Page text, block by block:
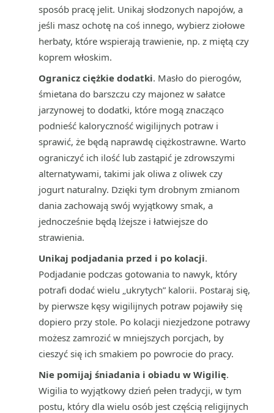
sposób pracę jelit. Unikaj słodzonych napojów, a
jeśli masz ochotę na coś innego, wybierz ziołowe
herbaty, które wspierają trawienie, np. z miętą czy
koprem włoskim.
Ogranicz ciężkie dodatki. Masło do pierogów,
śmietana do barszczu czy majonez w sałatce
jarzynowej to dodatki, które mogą znacząco
podnieść kaloryczność wigilijnych potraw i
sprawić, że będą naprawdę ciężkostrawne. Warto
ograniczyć ich ilość lub zastąpić je zdrowszymi
alternatywami, takimi jak oliwa z oliwek czy
jogurt naturalny. Dzięki tym drobnym zmianom
dania zachowają swój wyjątkowy smak, a
jednocześnie będą lżejsze i łatwiejsze do
strawienia.
Unikaj podjadania przed i po kolacji.
Podjadanie podczas gotowania to nawyk, który
potrafi dodać wielu „ukrytych” kalorii. Postaraj się,
by pierwsze kęsy wigilijnych potraw pojawiły się
dopiero przy stole. Po kolacji niezjedzone potrawy
możesz zamrozić w mniejszych porcjach, by
cieszyć się ich smakiem po powrocie do pracy.
Nie pomijaj śniadania i obiadu w Wigilię.
Wigilia to wyjątkowy dzień pełen tradycji, w tym
postu, który dla wielu osób jest częścią religijnych